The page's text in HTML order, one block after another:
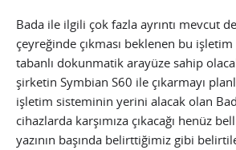
Bada ile ilgili çok fazla ayrıntı mevcut
çeyreğinde çıkması beklenen bu
tabanlı dokunmatik arayüze sahip
şirketin Symbian S60 ile çıkarmayı
işletim sisteminin yerini alacak olan
cihazlarda karşımıza çıkacağı henüz
yazının başında belirttiğimiz gibi